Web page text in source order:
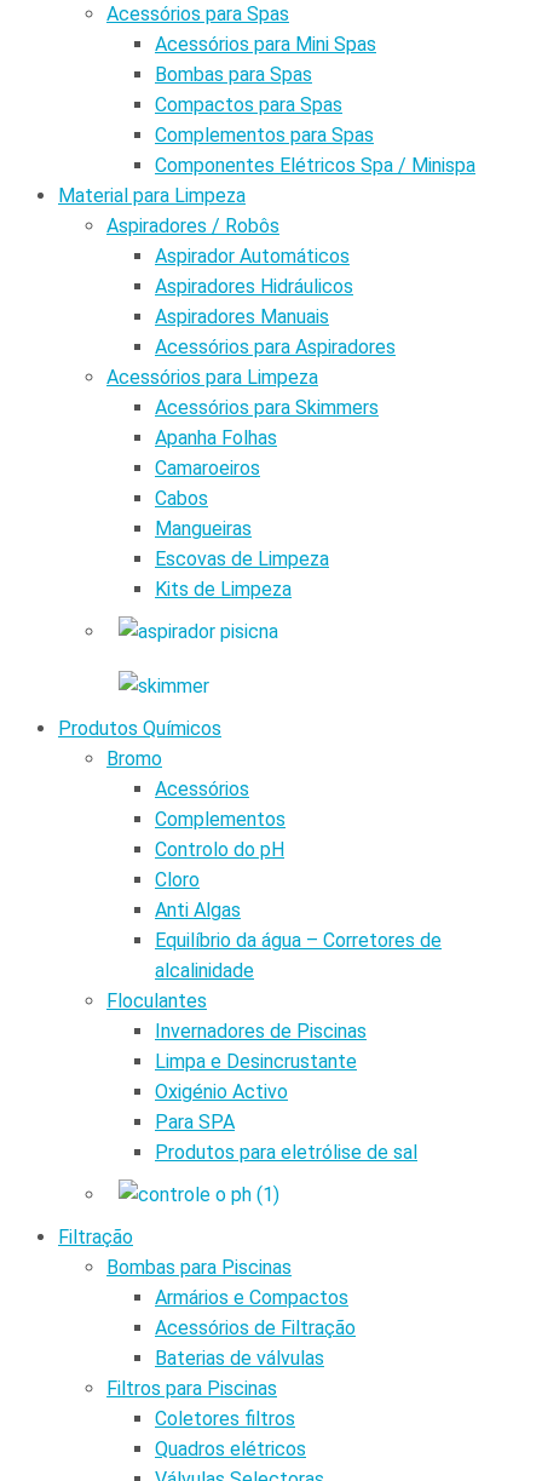
Acessórios para Spas
Acessórios para Mini Spas
Bombas para Spas
Compactos para Spas
Complementos para Spas
Componentes Elétricos Spa / Minispa
Material para Limpeza
Aspiradores / Robôs
Aspirador Automáticos
Aspiradores Hidráulicos
Aspiradores Manuais
Acessórios para Aspiradores
Acessórios para Limpeza
Acessórios para Skimmers
Apanha Folhas
Camaroeiros
Cabos
Mangueiras
Escovas de Limpeza
Kits de Limpeza
Produtos Químicos
Bromo
Acessórios
Complementos
Controlo do pH
Cloro
Anti Algas
Equilíbrio da água – Corretores de
alcalinidade
Floculantes
Invernadores de Piscinas
Limpa e Desincrustante
Oxigénio Activo
Para SPA
Produtos para eletrólise de sal
Filtração
Bombas para Piscinas
Armários e Compactos
Acessórios de Filtração
Baterias de válvulas
Filtros para Piscinas
Coletores filtros
Quadros elétricos